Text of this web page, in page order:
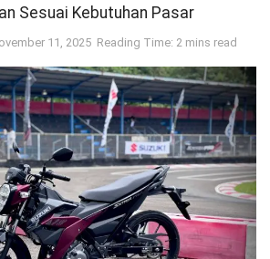
Sesuai Kebutuhan Pasar
11, 2025 Reading Time: 2 mins read